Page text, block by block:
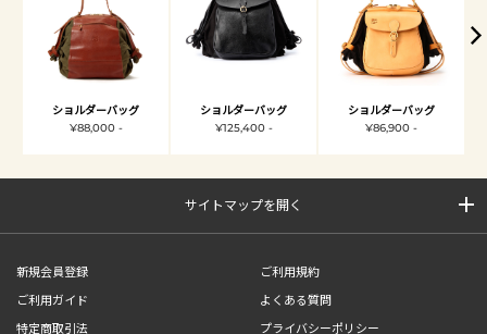
ショルダーバッグ
¥88,000 -
ショルダーバッグ
¥125,400 -
ショルダーバッグ
¥86,900 -
サイトマップを開く
新規会員登録
ご利用規約
ご利用ガイド
よくある質問
特定商取引法
プライバシーポリシー